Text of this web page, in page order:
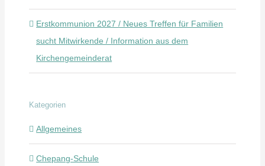
Erstkommunion 2027 / Neues Treffen für Familien
sucht Mitwirkende / Information aus dem
Kirchengemeinderat
Kategorien
Allgemeines
Chepang-Schule